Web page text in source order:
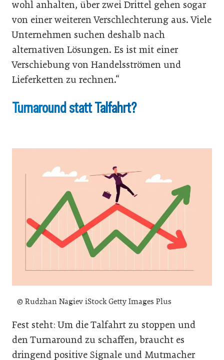
wohl anhalten, über zwei Drittel gehen sogar
von einer weiteren Verschlechterung aus. Viele
Unternehmen suchen deshalb nach
alternativen Lösungen. Es ist mit einer
Verschiebung von Handelsströmen und
Lieferketten zu rechnen.“
Turnaround statt Talfahrt?
© Rudzhan Nagiev iStock Getty Images Plus
Fest steht: Um die Talfahrt zu stoppen und
den Turnaround zu schaffen, braucht es
dringend positive Signale und Mutmacher